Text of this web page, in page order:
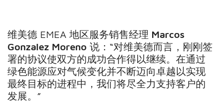
维美德 EMEA地区服务销售经理 Marcos
Gonzalez Moreno 说： “对维美德而言，刚刚签
署的协议使双方的成功合作得以继续。在通过
绿色能源应对气候变化并不断迈向卓越以实现
最终目标的进程中，我们将尽全力支持客户的
发展。 ”